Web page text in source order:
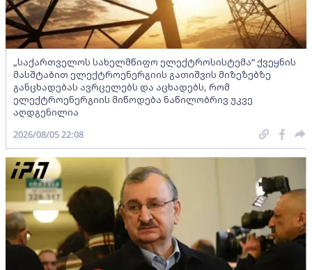
„საქართველოს სახელმწიფო ელექტროსისტემა“ ქვეყნის
მასშტაბით ელექტროენერგიის გათიშვის მიზეზებზე
განცხადებას ავრცელებს და აცხადებს, რომ
ელექტროენერგიის მიწოდება ნაწილობრივ უკვე
აღდგენილია
2026/08/05 22:08